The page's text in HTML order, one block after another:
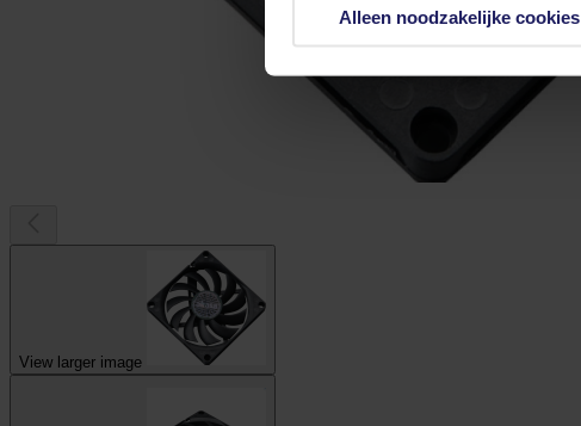
Alleen noodzakelijke cookies
View larger image